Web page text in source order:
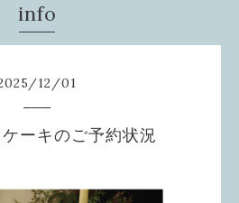
info
/12/01
ーキのご予約状況